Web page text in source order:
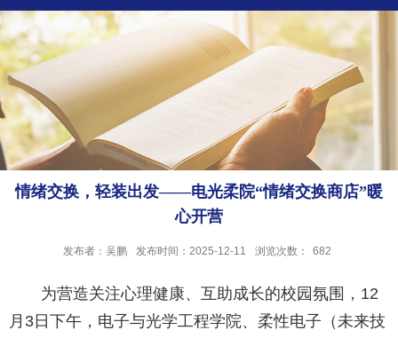
情绪交换，轻装出发——电光柔院“情绪交换商店”暖
心开营
发布者：吴鹏 发布时间：2025-12-11 浏览次数： 682
为营造关注心理健康、互助成长的校园氛围，12
月3日下午，电子与光学工程学院、柔性电子（未来技